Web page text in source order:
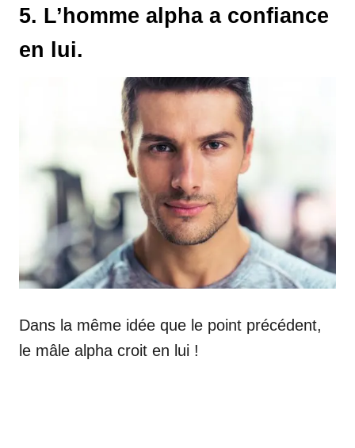
5. L’homme alpha a confiance
en lui.
Dans la même idée que le point précédent,
le mâle alpha croit en lui !